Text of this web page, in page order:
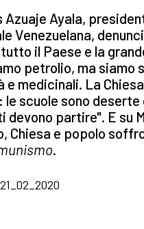
Azuaje Ayala,
Venezuelana,
il Paese e la
petrolio, ma siamo
medicinali. La
scuole sono
devono partire". E su
Chiesa e popolo
.
21_02_2020